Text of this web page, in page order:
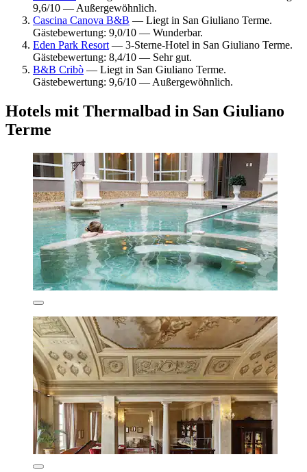
9,6/10 — Außergewöhnlich.
Cascina Canova B&B — Liegt in San Giuliano Terme.
Gästebewertung: 9,0/10 — Wunderbar.
Eden Park Resort — 3-Sterne-Hotel in San Giuliano Terme.
Gästebewertung: 8,4/10 — Sehr gut.
B&B Cribò — Liegt in San Giuliano Terme.
Gästebewertung: 9,6/10 — Außergewöhnlich.
Hotels mit Thermalbad in San Giuliano
Terme